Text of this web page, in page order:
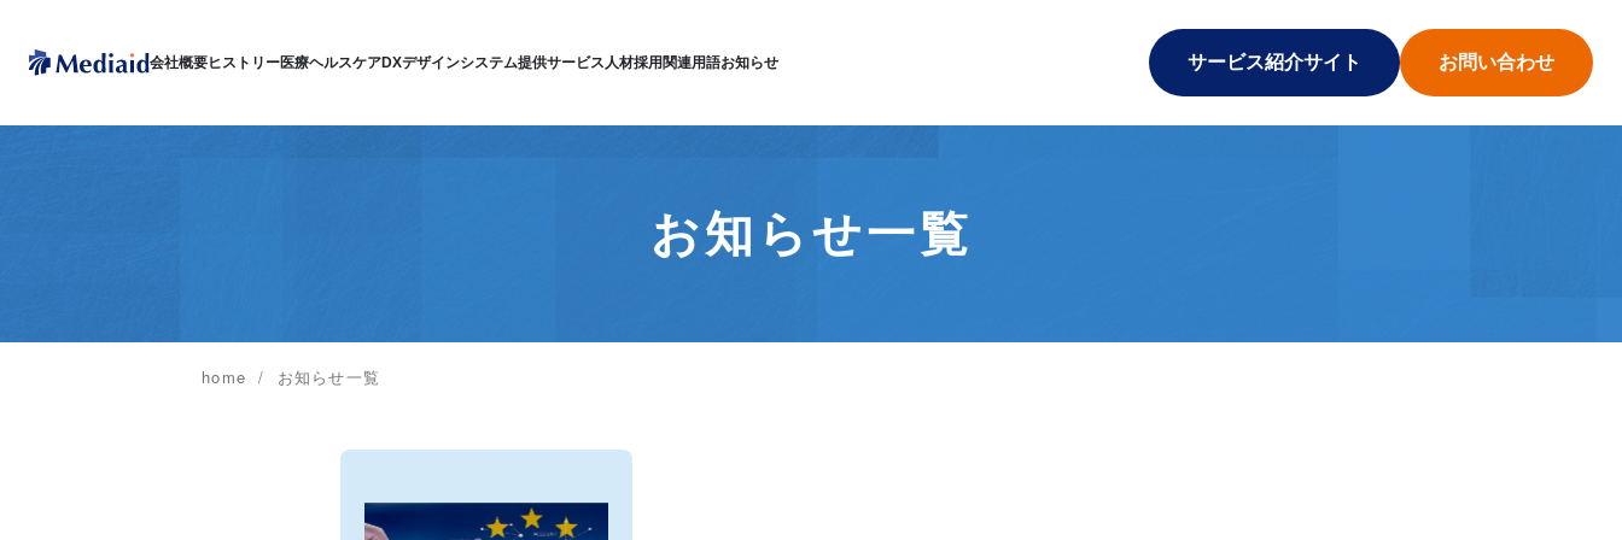
会社概要ヒストリー医療ヘルスケアDXデザインシステム提供サービス 人材採用関連用語お知らせ サービス紹介サイト お問い合わせ
お知らせ一覧
home お知らせ一覧